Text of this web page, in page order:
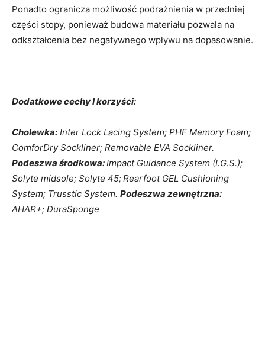
Ponadto ogranicza możliwość podrażnienia w przedniej
części stopy, ponieważ budowa materiału pozwala na
odkształcenia bez negatywnego wpływu na dopasowanie.
Dodatkowe cechy I korzyści:
Cholewka: Inter Lock Lacing System; PHF Memory Foam;
ComforDry Sockliner; Removable EVA Sockliner.
Podeszwa środkowa:Impact Guidance System (I.G.S.);
Solyte midsole; Solyte 45;Rearfoot GEL Cushioning
System; Trusstic System. Podeszwa zewnętrzna:
AHAR+; DuraSponge